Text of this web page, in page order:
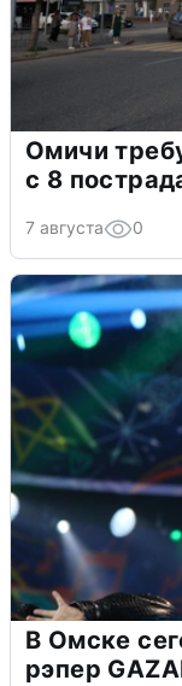
Омичи
с 8
7 августа 0
В Омске
рэпер